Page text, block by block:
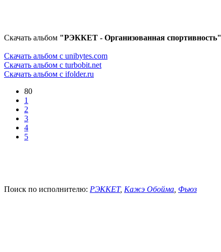
Скачать альбом "РЭККЕТ - Организованная спортивность"
Скачать альбом с unibytes.com
Скачать альбом с turbobit.net
Скачать альбом с ifolder.ru
80
1
2
3
4
5
Поиск по исполнителю: РЭККЕТ, Кажэ Обойма Фьюз